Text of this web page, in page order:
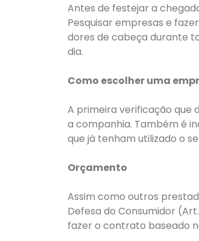
Antes de festejar a
Pesquisar empresas e
dores de cabeça durante
dia.
Como escolher uma
A primeira verificação que
a companhia. Também é
que já tenham utilizado o
Orçamento
Assim como outros
Defesa do Consumidor
fazer o contrato baseado